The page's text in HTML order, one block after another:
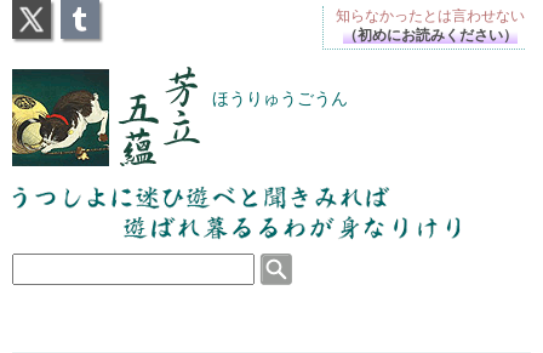
芳立五蘊 ほうりゅうごうん
うつしよに迷ひ遊べと聞きみれば遊ばれ暮るるわが
身なりけり
知らなかったとは言わせない
（初めにお読みください）
X Tumblr